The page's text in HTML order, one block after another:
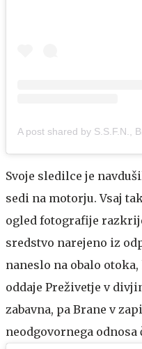
Svoje sledilce je
sedi na motorju. Vsaj
ogled fotografije
sredstvo narejeno iz
naneslo na obalo
oddaje Preživetje v
zabavna, pa Brane v
neodgovornega odnosa